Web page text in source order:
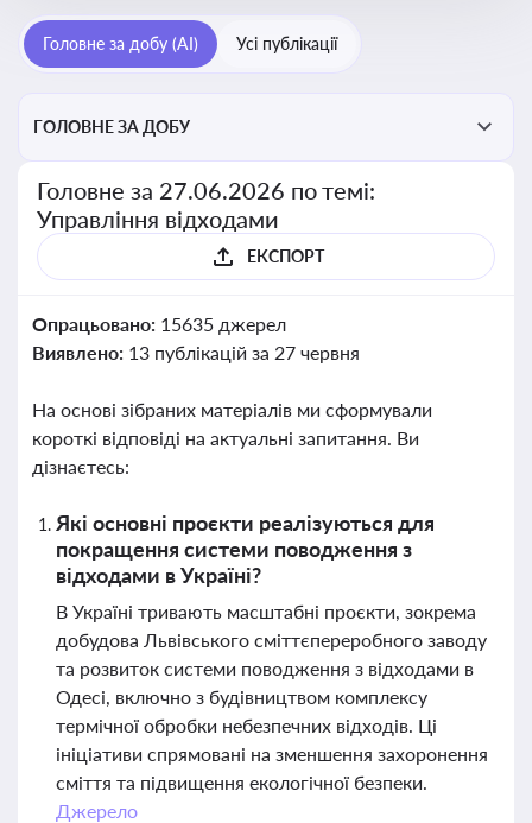
Головне за добу (AI) Усі публікації
ГОЛОВНЕ ЗА ДОБУ
Головне за 27.06.2026 по темі:
Управління відходами
ЕКСПОРТ
Опрацьовано: 15635 джерел
Виявлено: 13 публікацій за 27 червня
На основі зібраних матеріалів ми сформували
короткі відповіді на актуальні запитання. Ви
дізнаєтесь:
Які основні проєкти реалізуються для
покращення системи поводження з
відходами в Україні?
В Україні тривають масштабні проєкти, зокрема
добудова Львівського сміттєпереробного заводу
та розвиток системи поводження з відходами в
Одесі, включно з будівництвом комплексу
термічної обробки небезпечних відходів. Ці
ініціативи спрямовані на зменшення захоронення
сміття та підвищення екологічної безпеки.
Джерело